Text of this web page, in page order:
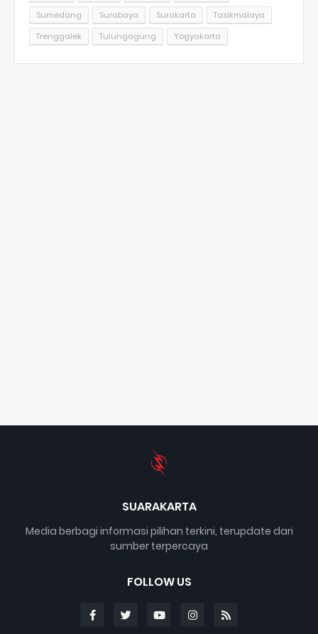
Sumedang
Surabaya Surakarta
Tasikmalaya
Trenggalek
Tulungagung Yogyakarta
SUARAKARTA
Media berbagi informasi pilihan terkini, terupdate dari
sumber terpercaya
FOLLOW US